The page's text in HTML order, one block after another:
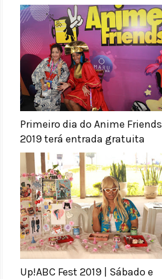
Primeiro dia do Anime Friends
2019 terá entrada gratuita
Up!ABC Fest 2019 | Sábado e